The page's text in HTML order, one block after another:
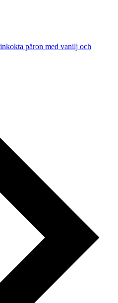
päron med vanilj och